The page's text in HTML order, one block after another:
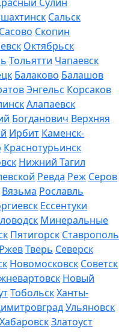
Сальск
Сасово Скопин
Октябрьск
Тольятти Чапаевск
Балаково Балашов
Энгельс Корсаков
Алапаевск
Богданович Верхняя
Ирбит Каменск-
Краснотурьинск
Нижний Тагил
Ревда Реж Серов
Вязьма Рославль
Ессентуки
Минеральные
Пятигорск Ставрополь
РжевТверь Северск
Новомосковск Советск
Новый
ТобольскХанты-
Ульяновск
ХабаровскЗлатоуст